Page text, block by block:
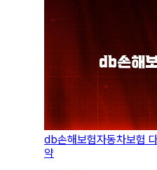
db손해보험자동차보험
약